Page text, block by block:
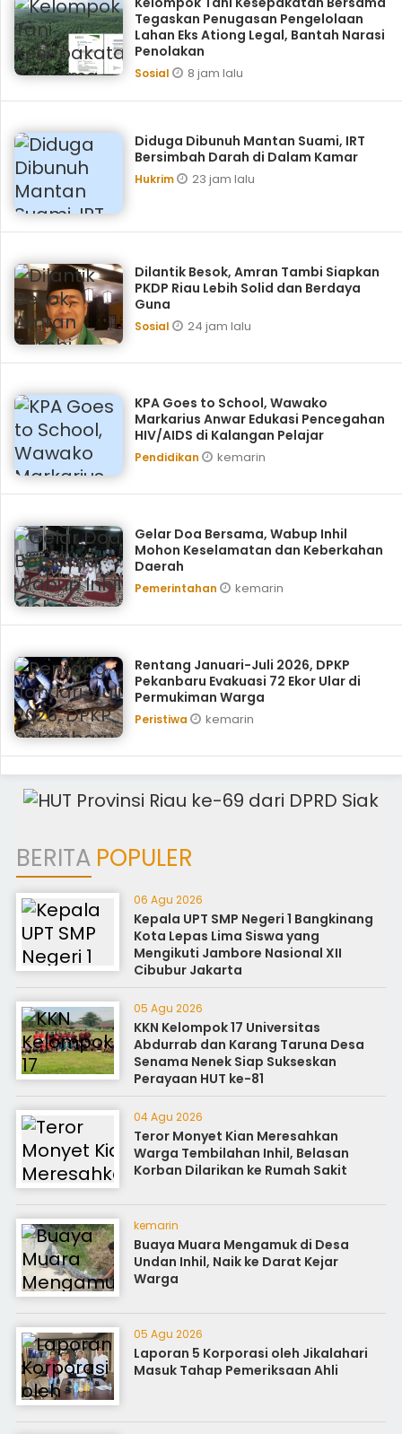
Tegaskan Penugasan Pengelolaan
Lahan Eks Ationg Legal, Bantah Narasi
Penolakan
Sosial 8 jam lalu
Diduga Dibunuh Mantan Suami, IRT
Bersimbah Darah di Dalam Kamar
Hukrim 23 jam lalu
Dilantik Besok, Amran Tambi Siapkan
PKDP Riau Lebih Solid dan Berdaya
Guna
Sosial 24 jam lalu
KPA Goes to School, ‎Wawako
Markarius Anwar Edukasi Pencegahan
HIV/AIDS di Kalangan Pelajar
Pendidikan kemarin
Gelar Doa Bersama, Wabup Inhil
Mohon Keselamatan dan Keberkahan
Daerah
Pemerintahan kemarin
Rentang Januari-Juli 2026, DPKP
Pekanbaru Evakuasi 72 Ekor Ular di
Permukiman Warga
Peristiwa kemarin
BERITA POPULER
06 Agu 2026
Kepala UPT SMP Negeri 1 Bangkinang
Kota Lepas Lima Siswa yang
Mengikuti Jambore Nasional XII
Cibubur Jakarta
05 Agu 2026
KKN Kelompok 17 Universitas
Abdurrab dan Karang Taruna Desa
Senama Nenek Siap Sukseskan
Perayaan HUT ke-81
04 Agu 2026
Teror Monyet Kian Meresahkan
Warga Tembilahan Inhil, Belasan
Korban Dilarikan ke Rumah Sakit
kemarin
Buaya Muara Mengamuk di Desa
Undan Inhil, Naik ke Darat Kejar
Warga
05 Agu 2026
Laporan 5 Korporasi oleh Jikalahari
Masuk Tahap Pemeriksaan Ahli